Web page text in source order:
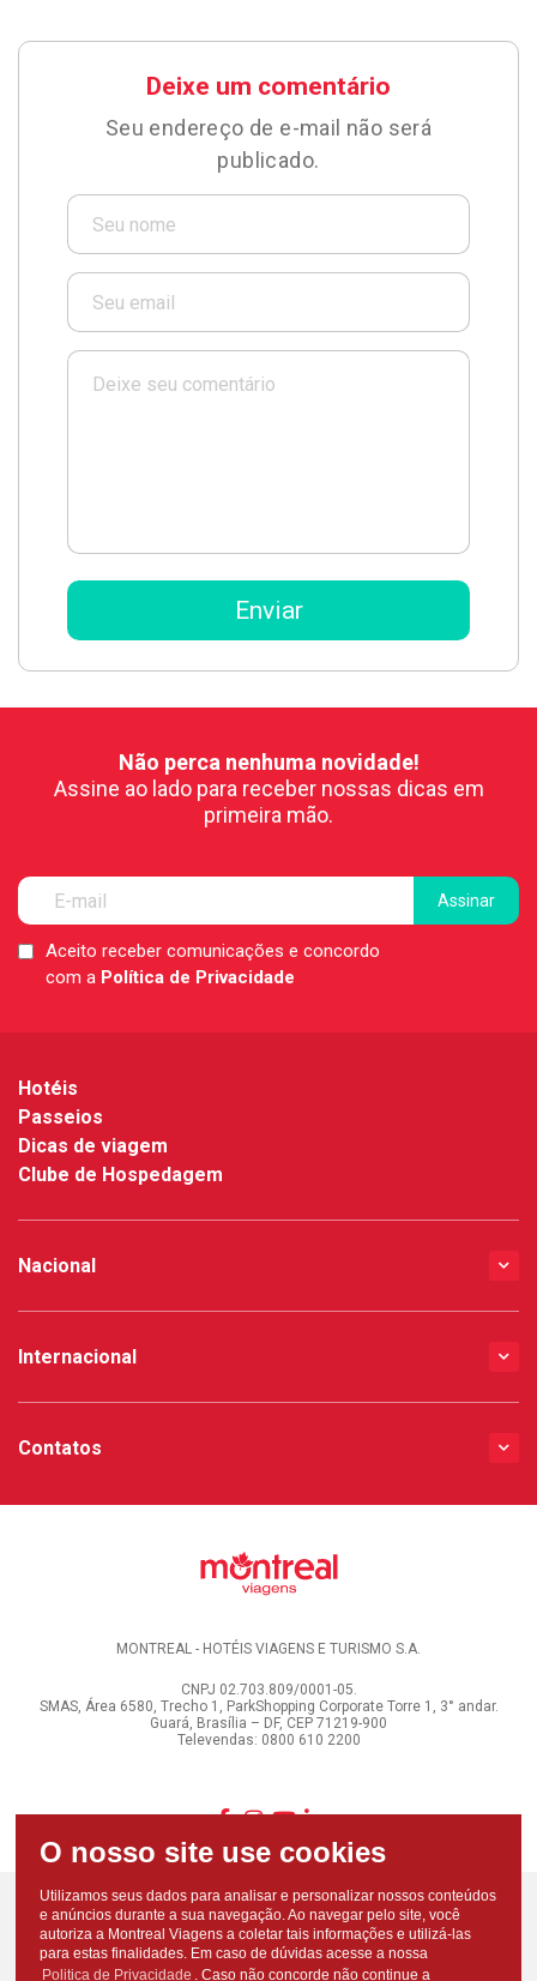
Deixe um comentário
Seu endereço de e-mail não será
publicado.
Não perca nenhuma novidade!
Assine ao lado para receber nossas dicas em
primeira mão.
LGPDAceito receber comunicações e concordo
com a Política de Privacidade
Hotéis
Passeios
Dicas de viagem
Clube de Hospedagem
Nacional
Internacional
Contatos
MONTREAL - HOTÉIS VIAGENS E TURISMO S.A.
CNPJ 02.703.809/0001-05.
SMAS, Área 6580, Trecho 1, ParkShopping Corporate Torre 1, 3° andar.
Guará, Brasília – DF, CEP 71219-900
Televendas: 0800 610 2200
Utilizamos seus dados para analisar e personalizar nossos conteúdos
e anúncios durante a sua navegação. Ao navegar pelo site, você
autoriza a Montreal Viagens a coletar tais informações e utilizá-las
para estas finalidades. Em caso de dúvidas acesse a nossa
Politica de Privacidade . Caso não concorde não continue a